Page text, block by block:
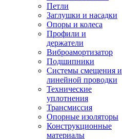
Петли
Заглушки и насадки
Опоры и колеса
Профили и
держатели
Виброамортизатор
Подшипники
Системы смещения и
линейной проводки
Технические
уплотнения
Трансмиссия
Опорные изоляторы
Конструкционные
материалы